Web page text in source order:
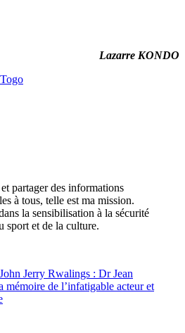
Lazarre KONDO
partager des informations
à tous, telle est ma mission.
la sensibilisation à la sécurité
sport et de la culture.
Jerry Rwalings : Dr Jean
mémoire de l’infatigable acteur et